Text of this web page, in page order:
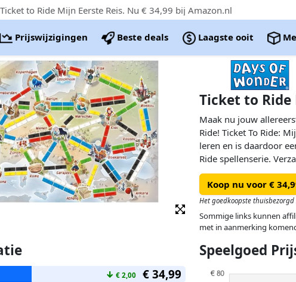
to Ride Mijn Eerste Reis. Nu € 34,99 bij Amazon.nl
Prijswijzigingen Beste deals Laagste ooit
Ticket to Ride
Maak nu jouw
Ride! Ticket To Ride:
leren en is daardoor
Ride spellenserie.
gebruik deze om
behaal
boord en beleef een
Koop nu voor €
Het goedkoopste thuisbezorgd
Sommige links kunnen
met in aanmerking
↓ € 2,00 € 34,99
Speelgoed